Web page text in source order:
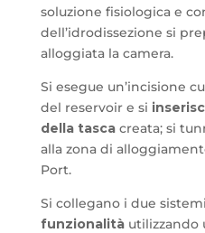
soluzione fisiologica e
dell’idrodissezione si
alloggiata la camera.
Si esegue un’incisione
del reservoir e si
della tasca creata; si
alla zona di
Port.
Si collegano i due
funzionalitàutilizzando